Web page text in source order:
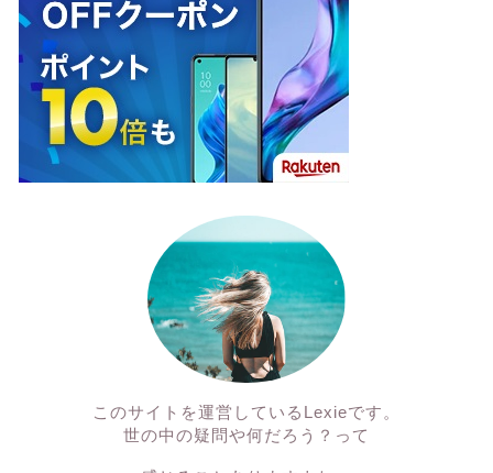
このサイトを運営しているLexieです。
世の中の疑問や何だろう？って